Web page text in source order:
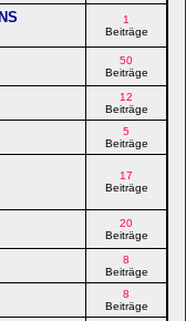
1
Beiträge
50
Beiträge
12
Beiträge
5
Beiträge
17
Beiträge
20
Beiträge
8
Beiträge
8
Beiträge